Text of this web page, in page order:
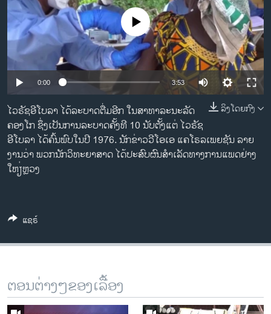
ຊີວິດຊາວລາວ
ຊຸມຊົນຊາວລາວ
ວິທະຍາສາດ-ເທັກໂນໂລຈີ
ທຸລະກິດ
ວີດີໂອ
ສຽງ
ລາຍການກະຈາຍສຽງ
ຕິດຕາມພວກເຮົາ ທີ່
No media source currently available
0:00 3:53
ລິງໂດຍກົງ
ໄວ​ຣັ​ຊ​ອີ​ໂບ​ລາ ໄດ້​ລະ​ບາດ​ຕື່ມ​ອີກ ໃນ​ສາ​ທາ​ລະ​ນະ​ລັດ​
ຄອງ​ໂກ ຊຶ່ງ​ເປັນການລະ​ບາດຄັ້ງ​ທີ 10 ນັບ​ຕັ້ງ​ແຕ່ ໄວ​ຣັ​ຊ​
ອີ​ໂບ​ລາ ​ໄດ້​ຄົ້ນ​ພົບ​ໃນ​ປີ 1976. ນັກ​ຂ່າວ​ວີ​ໂອ​ເອ ແຄ​ໂຣລ​ເພຍ​ຊັນ ລາຍ​
ງານ​ວ່າ ພວກ​ນັກ​ວິ​ທະ​ຍາ​ສາດ ໄດ້​ປະ​ສົບ​ຜົນ​ສຳ​ເລັດທາງ​ການ​ແພດຢ່າງ
ໃຫຽ່ຫຼວງ
ແຊຣ໌
ຕອນຕ່າງໆຂອງເລື້ອງ